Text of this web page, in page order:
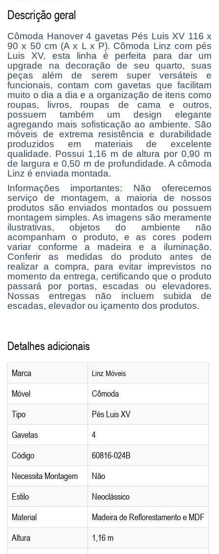
Descrição geral
Cômoda Hanover 4 gavetas Pés Luis XV 116 x
90 x 50 cm (A x L x P). Cômoda Linz com pés
Luis XV, esta linha é perfeita para dar um
upgrade na decoração de seu quarto, suas
peças além de serem super versáteis e
funcionais, contam com gavetas que facilitam
muito o dia a dia e a organização de itens como
roupas, livros, roupas de cama e outros,
possuem também um design elegante
agregando mais sofisticação ao ambiente. São
móveis de extrema resistência e durabilidade
produzidos em materiais de excelente
qualidade. Possui 1,16 m de altura por 0,90 m
de largura e 0,50 m de profundidade. A cômoda
Linz é enviada montada.
Informações importantes: Não oferecemos
serviço de montagem, a maioria de nossos
produtos são enviados montados ou possuem
montagem simples. As imagens são meramente
ilustrativas, objetos do ambiente não
acompanham o produto, e as cores podem
variar conforme a madeira e a iluminação.
Conferir as medidas do produto antes de
realizar a compra, para evitar imprevistos no
momento da entrega, certificando que o produto
passará por portas, escadas ou elevadores.
Nossas entregas não incluem subida de
escadas, elevador ou içamento dos produtos.
Detalhes adicionais
Marca Linz Móveis
Móvel
Cômoda
Tipo
Pés Luis XV
Gavetas
4
Código
60816-024B
Necessita Montagem
Não
Estilo
Neoclássico
Material
Madeira de Reflorestamento e MDF
Altura
1,16 m